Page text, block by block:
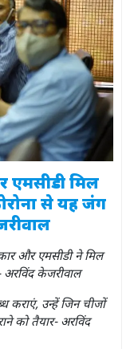
एमसीडी मिल
से यह जंग
और एमसीडी ने मिल
केजरीवाल
कराएं, उन्हें जिन चीजों
को तैयार- अरविंद